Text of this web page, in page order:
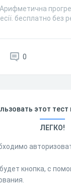
бесплатно без
0
этот
ЛЕГКО!
кнопка, с